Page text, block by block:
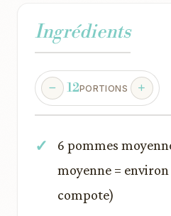
Ingrédients
12PORTIONS
6 pommes
moyenne = environ
compote)